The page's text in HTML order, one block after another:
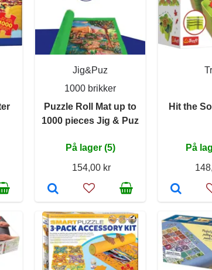
Jig&Puz
1000 brikker
Puzzle Roll Mat up to
1000 pieces Jig & Puz
På lager (5)
154,00 kr
Hit the
På